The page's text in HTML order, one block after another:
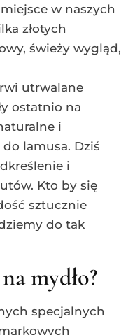
w naszych
złotych
świeży wygląd,
utrwalane
ostatnio na
i
lamusa. Dziś
i
Kto by się
sztucznie
do tak
mydło?
specjalnych